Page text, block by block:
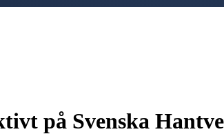
på Svenska